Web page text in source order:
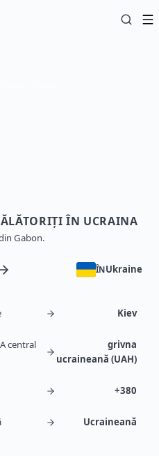
ÎN UCRAINA
Gabon.
ÎNUkraine
Kiev
central
grivna
ucraineană (UAH)
+380
Ucraineană